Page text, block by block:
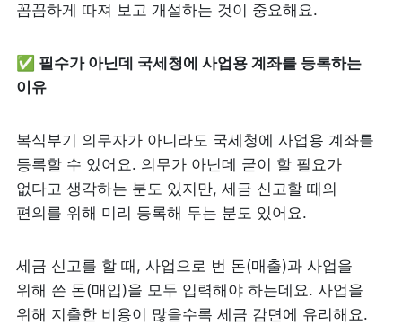
꼼꼼하게 따져 보고 개설하는 것이 중요해요.
✅ 필수가 아닌데 국세청에 사업용 계좌를 등록하는
이유
복식부기 의무자가 아니라도 국세청에 사업용 계좌를
등록할 수 있어요. 의무가 아닌데 굳이 할 필요가
없다고 생각하는 분도 있지만, 세금 신고할 때의
편의를 위해 미리 등록해 두는 분도 있어요.
세금 신고를 할 때, 사업으로 번 돈(매출)과 사업을
위해 쓴 돈(매입)을 모두 입력해야 하는데요. 사업을
위해 지출한 비용이 많을수록 세금 감면에 유리해요.